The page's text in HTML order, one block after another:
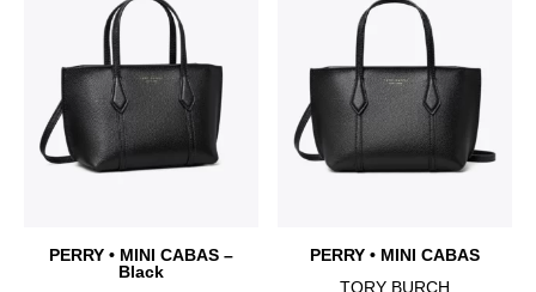
PERRY • MINI CABAS –
Black
PERRY • MINI CABAS
TORY BURCH